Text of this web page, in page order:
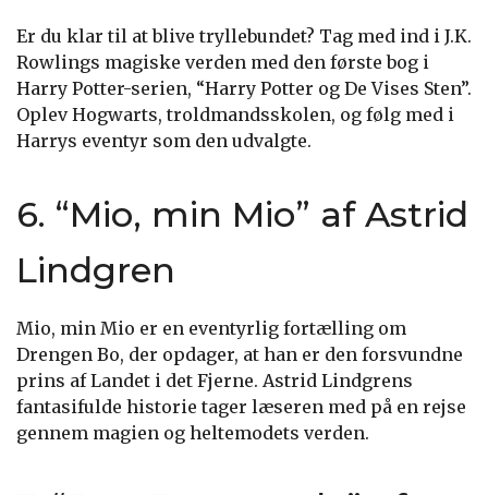
Er du klar til at blive tryllebundet? Tag med ind i J.K.
Rowlings magiske verden med den første bog i
Harry Potter-serien, “Harry Potter og De Vises Sten”.
Oplev Hogwarts, troldmandsskolen, og følg med i
Harrys eventyr som den udvalgte.
6. “Mio, min Mio” af Astrid
Lindgren
Mio, min Mio er en eventyrlig fortælling om
Drengen Bo, der opdager, at han er den forsvundne
prins af Landet i det Fjerne. Astrid Lindgrens
fantasifulde historie tager læseren med på en rejse
gennem magien og heltemodets verden.